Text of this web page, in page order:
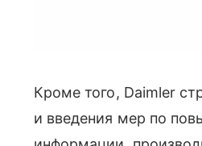
Кроме того, Daimler
и введения мер по